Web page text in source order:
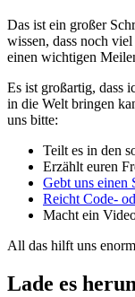
Das ist ein großer
wissen, dass noch
einen wichtigen
Es ist großartig, dass
in die Welt bringen
uns bitte:
Teilt es in den
Erzählt euren
Gebt uns einen
Reicht Code-
Macht ein
All das hilft uns
Lade es